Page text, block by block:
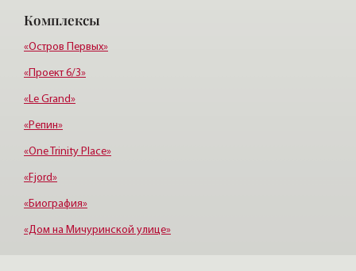
Старая деревня
Удельная
Комплексы
«Остров Первых»
«Проект 6/3»
«Le Grand»
«Репин»
«One Trinity Place»
«Fjord»
«Биография»
«Дом на Мичуринской улице»